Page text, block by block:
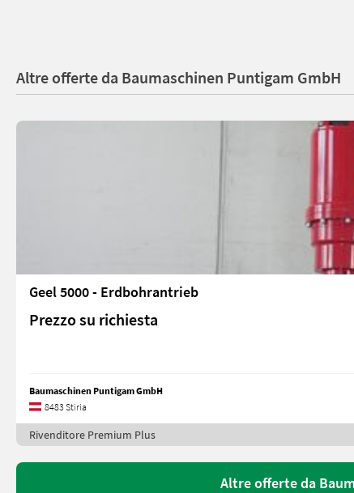
Altre offerte da Baumaschinen Puntigam GmbH
Geel 5000 - Erdbohrantrieb
Prezzo su richiesta
Baumaschinen Puntigam GmbH
8483 Stiria
Rivenditore Premium Plus
Altre offerte da